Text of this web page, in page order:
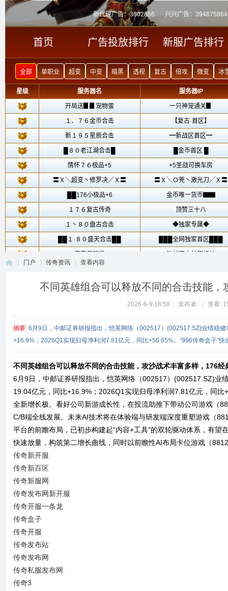
门户 传奇资讯 查看内容
不同英雄组合可以释放不同的合击技能
2026-6-9 18:58 发布者: 查看:
摘要: 6月9日，中邮证券研报指出，恺英网络（002517）(002517.SZ)业绩稳
+16.9%；2026Q1实现归母净利润7.81亿元，同比+50.65%。“996传奇盒子”快
不同英雄组合可以释放不同的合击技能，攻沙战术丰富多样，176经
6月9日，中邮证券研报指出，恺英网络（002517）(002517.SZ)业
19.04亿元，同比+16.9%；2026Q1实现归母净利润7.81亿元，同
全新增长极。看好公司新游成长性，在投流助推下带动公司游戏（
C/B端全线发展。未来AI技术将在体验端与研发端深度重塑游戏（
平台的前瞻布局，已初步构建起“内容+工具”的双轮驱动体系，有
快速放量，构筑第二增长曲线，同时以前瞻性AI布局卡位游戏（
传奇新开服
传奇新百区
传奇新服网
传奇发布网新开服
传奇开服一条龙
传奇盒子
传奇开服
传奇发布站
传奇发布网
传奇私服发布网
传奇3